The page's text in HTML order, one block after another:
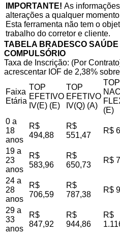
IMPORTANTE! As
alterações a qualquer
Esta ferramenta não tem o
trabalho do corretor e cliente.
TABELA BRADESCO
COMPULSÓRIO
Taxa de Inscrição: (Por
acrescentar IOF de 2,38%
Faixa
Etária
TOP
EFETIVO
IV(E) (E)
TOP
EFETIVO
IV(Q) (A)
TOP
(E)
0 a
18
anos
R$
494,88
R$
551,47
R$
19 a
23
anos
R$
583,96
R$
650,73
R$
24 a
28
anos
R$
706,59
R$
787,38
R$
29 a
33
anos
R$
847,92
R$
944,86
R$